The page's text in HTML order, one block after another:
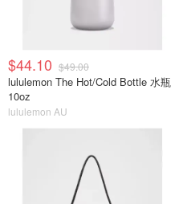
$44.10 $49.00
lululemon The Hot/Cold Bottle 水瓶
10oz
lululemon AU